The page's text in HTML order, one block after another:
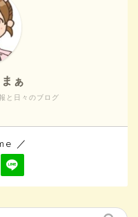
と日々のブログ
ぁ
／